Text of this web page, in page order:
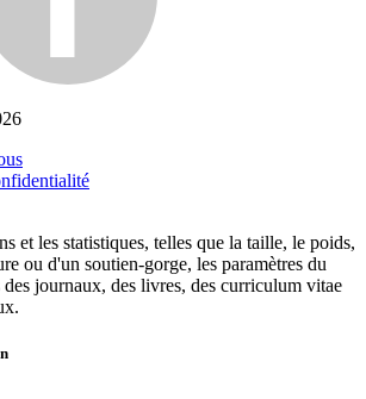
et les statistiques, telles que la taille, le poids,
ou d'un soutien-gorge, les paramètres du
des journaux, des livres, des curriculum vitae